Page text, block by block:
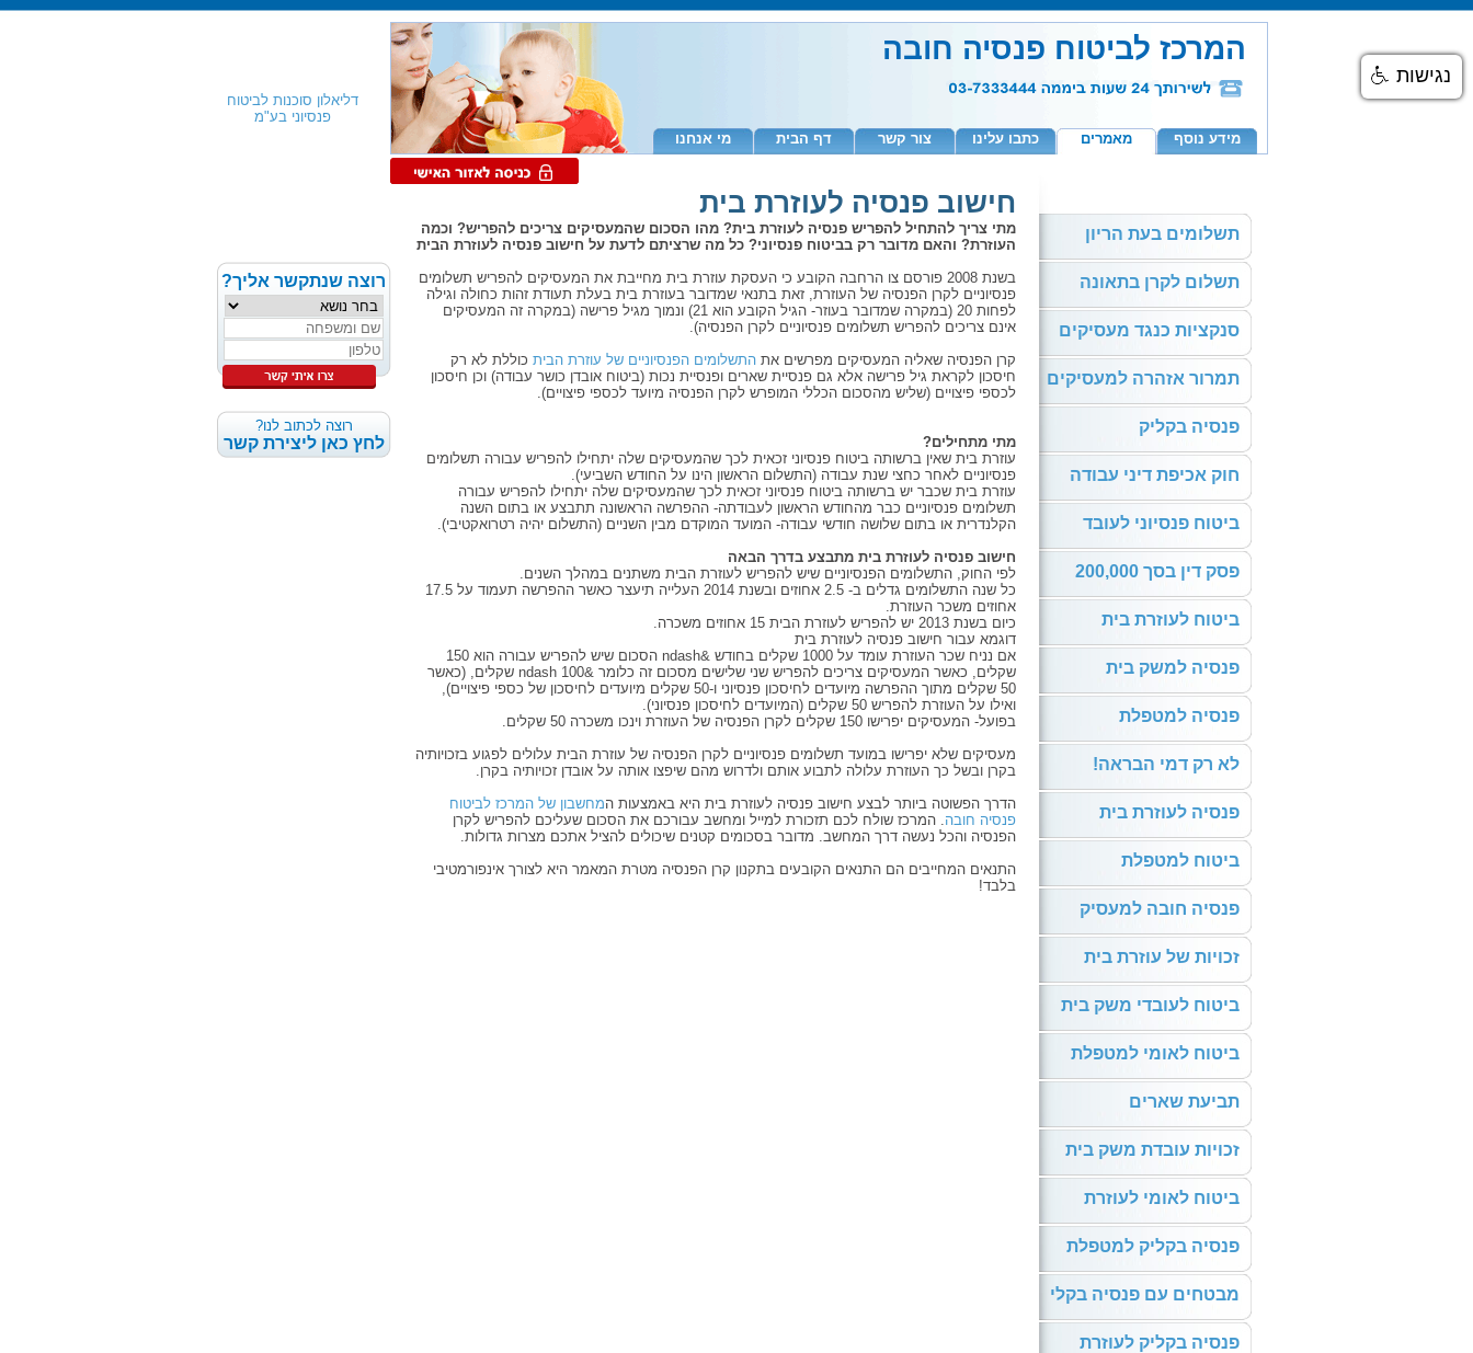
המרכז לביטוח פנסיה חובה
מידע נוסף מאמרים כתבו עלינו צור קשר דף הבית מי אנחנו
דליאלון סוכנות לביטוח
פנסיוני בע"מ
תשלומים בעת הריון
תשלום לקרן בתאונה
סנקציות כנגד מעסיקים
תמרור אזהרה למעסיקים
פנסיה בקליק
חוק אכיפת דיני עבודה
ביטוח פנסיוני לעובד
פסק דין בסך 200,000
ביטוח לעוזרת בית
פנסיה למשק בית
פנסיה למטפלת
לא רק דמי הבראה!
פנסיה לעוזרת בית
ביטוח למטפלת
פנסיה חובה למעסיק
זכויות של עוזרת בית
ביטוח לעובדי משק בית
ביטוח לאומי למטפלת
תביעת שארים
זכויות עובדת משק בית
ביטוח לאומי לעוזרת
פנסיה בקליק למטפלת
מבטחים עם פנסיה בקלי
פנסיה בקליק לעוזרת
חישוב פנסיה לעוזרת בית
מתי צריך להתחיל להפריש פנסיה לעוזרת בית? מהו הסכום שהמעסיקים צריכים להפריש? וכמה
העוזרת? והאם מדובר רק בביטוח פנסיוני? כל מה שרציתם לדעת על חישוב פנסיה לעוזרת הבית
בשנת 2008 פורסם צו הרחבה הקובע כי העסקת עוזרת בית מחייבת את המעסיקים להפריש תשלומים
פנסיוניים לקרן הפנסיה של העוזרת, זאת בתנאי שמדובר בעוזרת בית בעלת תעודת זהות כחולה וגילה
לפחות 20 (במקרה שמדובר בעוזר- הגיל הקובע הוא 21) ונמוך מגיל פרישה (במקרה זה המעסיקים
אינם צריכים להפריש תשלומים פנסיוניים לקרן הפנסיה).
קרן הפנסיה שאליה המעסיקים מפרשים את התשלומים הפנסיוניים של עוזרת הבית כוללת לא רק
חיסכון לקראת גיל פרישה אלא גם פנסיית שארים ופנסיית נכות (ביטוח אובדן כושר עבודה) וכן חיסכון
לכספי פיצויים (שליש מהסכום הכללי המופרש לקרן הפנסיה מיועד לכספי פיצויים).
מתי מתחילים?
עוזרת בית שאין ברשותה ביטוח פנסיוני זכאית לכך שהמעסיקים שלה יתחילו להפריש עבורה תשלומים
פנסיוניים לאחר כחצי שנת עבודה (התשלום הראשון הינו על החודש השביעי).
עוזרת בית שכבר יש ברשותה ביטוח פנסיוני זכאית לכך שהמעסיקים שלה יתחילו להפריש עבורה
תשלומים פנסיוניים כבר מהחודש הראשון לעבודתה- ההפרשה הראשונה תתבצע או בתום השנה
הקלנדרית או בתום שלושה חודשי עבודה- המועד המוקדם מבין השניים (התשלום יהיה רטרואקטיבי).
חישוב פנסיה לעוזרת בית מתבצע בדרך הבאה
לפי החוק, התשלומים הפנסיוניים שיש להפריש לעוזרת הבית משתנים במהלך השנים.
כל שנה התשלומים גדלים ב- 2.5 אחוזים ובשנת 2014 העלייה תיעצר כאשר ההפרשה תעמוד על 17.5
אחוזים משכר העוזרת.
כיום בשנת 2013 יש להפריש לעוזרת הבית 15 אחוזים משכרה.
דוגמא עבור חישוב פנסיה לעוזרת בית
אם נניח שכר העוזרת עומד על 1000 שקלים בחודש &ndash הסכום שיש להפריש עבורה הוא 150
שקלים, כאשר המעסיקים צריכים להפריש שני שלישים מסכום זה כלומר &ndash 100 שקלים, (כאשר
50 שקלים מתוך ההפרשה מיועדים לחיסכון פנסיוני ו-50 שקלים מיועדים לחיסכון של כספי פיצויים),
ואילו על העוזרת להפריש 50 שקלים (המיועדים לחיסכון פנסיוני).
בפועל- המעסיקים יפרישו 150 שקלים לקרן הפנסיה של העוזרת וינכו משכרה 50 שקלים.
מעסיקים שלא יפרישו במועד תשלומים פנסיוניים לקרן הפנסיה של עוזרת הבית עלולים לפגוע בזכויותיה
בקרן ובשל כך העוזרת עלולה לתבוע אותם ולדרוש מהם שיפצו אותה על אובדן זכויותיה בקרן.
הדרך הפשוטה ביותר לבצע חישוב פנסיה לעוזרת בית היא באמצעות המחשבון של המרכז לביטוח
פנסיה חובה. המרכז שולח לכם תזכורת למייל ומחשב עבורכם את הסכום שעליכם להפריש לקרן
הפנסיה והכל נעשה דרך המחשב. מדובר בסכומים קטנים שיכולים להציל אתכם מצרות גדולות.
התנאים המחייבים הם התנאים הקובעים בתקנון קרן הפנסיה מטרת המאמר היא לצורך אינפורמטיבי
בלבד!
רוצה שנתקשר אליך?
רוצה לכתוב לנו?
לחץ כאן ליצירת קשר
נגישות